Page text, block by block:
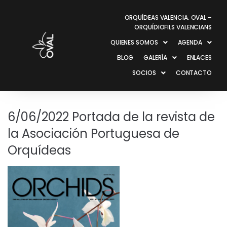
ORQUÍDEAS VALENCIA. OVAL –
ORQUÍDIOFILS VALENCIANS
QUIENES SOMOS
AGENDA
BLOG
GALERÍA
ENLACES
SOCIOS
CONTACTO
6/06/2022 Portada de la revista de
la Asociación Portuguesa de
Orquídeas